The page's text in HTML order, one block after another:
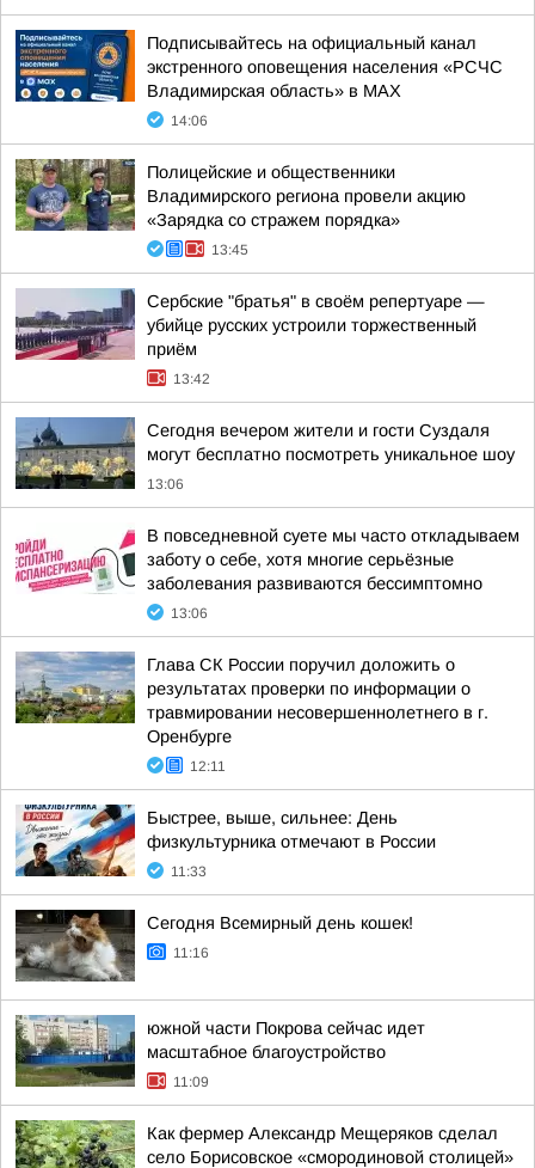
Подписывайтесь на официальный канал
экстренного оповещения населения «РСЧС
Владимирская область» в МАХ
14:06
Полицейские и общественники
Владимирского региона провели акцию
«Зарядка со стражем порядка»
13:45
Сербские "братья" в своём репертуаре —
убийце русских устроили торжественный
приём
13:42
Сегодня вечером жители и гости Суздаля
могут бесплатно посмотреть уникальное шоу
13:06
В повседневной суете мы часто откладываем
заботу о себе, хотя многие серьёзные
заболевания развиваются бессимптомно
13:06
Глава СК России поручил доложить о
результатах проверки по информации о
травмировании несовершеннолетнего в г.
Оренбурге
12:11
Быстрее, выше, сильнее: День
физкультурника отмечают в России
11:33
Сегодня Всемирный день кошек!
11:16
южной части Покрова сейчас идет
масштабное благоустройство
11:09
Как фермер Александр Мещеряков сделал
село Борисовское «смородиновой столицей»